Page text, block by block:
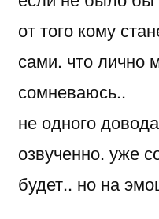
от того кому
сами. что лично
сомневаюсь..
не одного
озвученно. уже
будет.. но на